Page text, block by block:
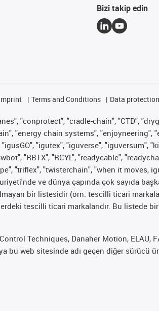
Bizi takip edin
Terms and Conditions Data
"conprotect", "cradle-chain", "CTD",
"energy chain systems", "enjoyneering",
"igutex", "iguverse", "iguversum",
"RBTX", "RCYL", "readycable",
"triflex", "twisterchain", "when it moves,
ve dünya çapında çok sayıda
bir listesidir (örn. tescilli ticari
tescilli ticari markalarıdır. Bu listede
Techniques, Danaher Motion, ELAU,
bu web sitesinde adı geçen diğer sürücü